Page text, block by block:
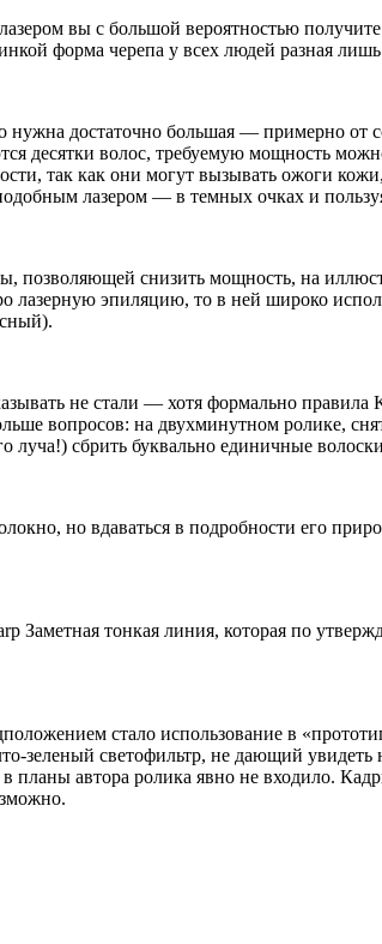
вы с большой вероятностью
форма черепа у всех людей разная
нужна достаточно большая — примерно от
десятки волос, требуемую мощность
так как они могут вызывать ожоги
лазером — в темных очках и
позволяющей снизить мощность, на
лазерную эпиляцию, то в ней широко
не стали — хотя формально
вопросов: на двухминутном ролике,
луча!) сбрить буквально единичные
но вдаваться в подробности его
Заметная тонкая линия, которая по
стало использование в
зеленый светофильтр, не дающий
автора ролика явно не входило.